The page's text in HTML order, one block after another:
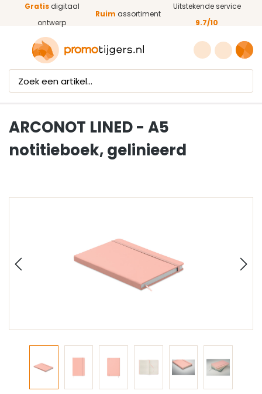
Ga naar de hoofdinhoud
Gratisdigitaal
ontwerp
Ruim assortiment
Uitstekende service
9.7/10
ARCONOT LINED - A5
notitieboek, gelinieerd